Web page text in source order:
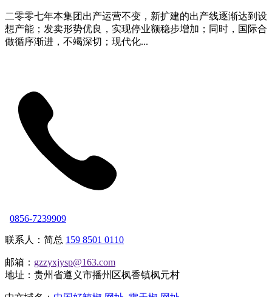
二零零七年本集团出产运营不变，新扩建的出产线逐渐达到设
想产能；发卖形势优良，实现停业额稳步增加；同时，国际合
做循序渐进，不竭深切；现代化...
0856-7239909
联系人：简总 159 8501 0110
邮箱： gzzyxjysp@163.com
地址：贵州省遵义市播州区枫香镇枫元村